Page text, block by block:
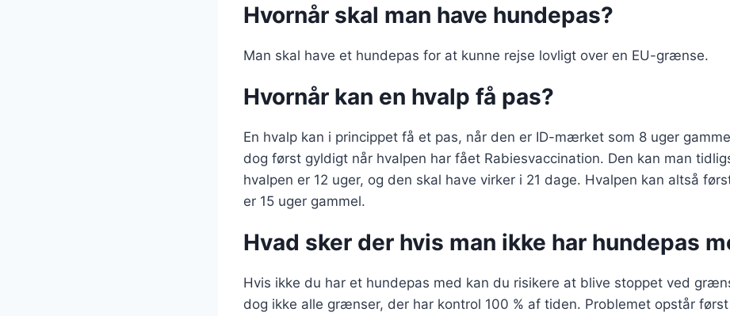
Hvornår skal man have hundepas?
Man skal have et hundepas for at kunne rejse lovligt over en EU-grænse.
Hvornår kan en hvalp få pas?
En hvalp kan i princippet få et pas, når den er ID-mærket som 8 uger
dog først gyldigt når hvalpen har fået Rabiesvaccination. Den kan man
hvalpen er 12 uger, og den skal have virker i 21 dage. Hvalpen kan altså
er 15 uger gammel.
Hvad sker der hvis man ikke har hundepas
Hvis ikke du har et hundepas med kan du risikere at blive stoppet ved
dog ikke alle grænser, der har kontrol 100 % af tiden. Problemet opstår